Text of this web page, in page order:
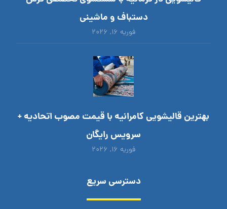
دستباف و ماشینی
فوریه ۱۶, ۲۰۲۶
بهترین قالیشویی کامرانیه با قیمت مصوب اتحادیه +
سرویس رایگان
فوریه ۱۶, ۲۰۲۶
دسترسی سریع